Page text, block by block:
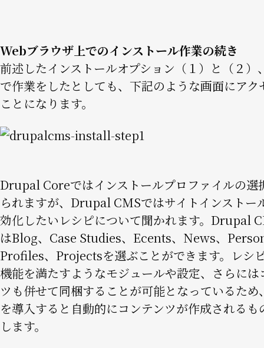
Webブラウザ上でのインストール作業の続き
前述したインストールオプション（１）と（２）
で作業をしたとしても、下記のような画面にアク
ことになります。
Image
Drupal Coreではインストールプロファイルの選
られますが、Drupal CMSではサイトインストー
効化したいレシピについて聞かれます。Drupal
はBlog、Case Studies、Ecents、News、
Profiles、Projectsを選ぶことができます。レシ
機能を満たすようなモジュールや設定、さらには
ツも併せて同梱することが可能となっているため
を導入すると自動的にコンテンツが作成されるも
します。